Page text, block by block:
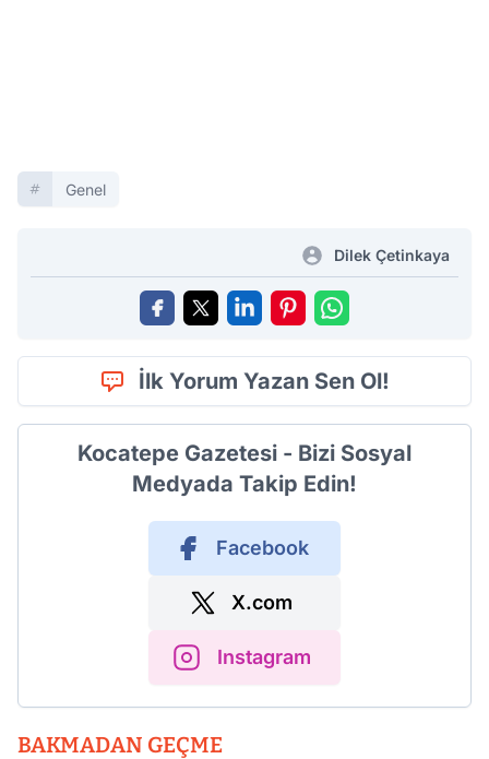
Genel
Dilek Çetinkaya
İlk Yorum Yazan Sen Ol!
Kocatepe Gazetesi - Bizi Sosyal
Medyada Takip Edin!
Facebook
X.com
Instagram
BAKMADAN GEÇME